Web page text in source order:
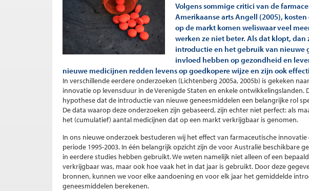
Volgens sommige critici van de
Amerikaanse arts Angell (2005),
op de markt komen weliswaar veel
werken ze niet beter. Als dat klopt,
introductie en het gebruik van nieuwe
invloed hebben op gezondheid en
nieuwe medicijnen redden levens op goedkopere wijze en zijn ook
In verschillende eerdere onderzoeken (Lichtenberg 2005a, 2005b) is gekeken
innovatie op levensduur in de Verenigde Staten en enkele ontwikkelingslanden.
hypothese dat de introductie van nieuwe geneesmiddelen een belangrijke rol
De data waarop deze onderzoeken zijn gebaseerd, zijn echter niet perfect: als
het (cumulatief) aantal medicijnen dat op een markt verkrijgbaar is genomen.
In ons nieuwe onderzoek bestuderen wij het effect van farmaceutische
periode 1995-2003. In één belangrijk opzicht zijn de voor Australië beschikbare
in eerdere studies hebben gebruikt. We weten namelijk niet alleen of een
verkrijgbaar was, maar ook hoe vaak het in dat jaar is gebruikt. Door deze
bronnen, kunnen we voor elke aandoening en voor elk jaar het gemiddelde
geneesmiddelen berekenen.